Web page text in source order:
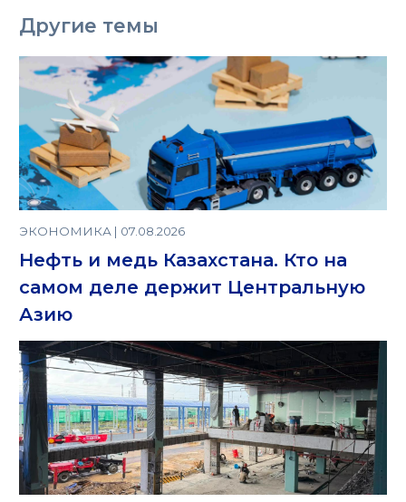
Другие темы
ЭКОНОМИКА | 07.08.2026
Нефть и медь Казахстана. Кто на
самом деле держит Центральную
Азию